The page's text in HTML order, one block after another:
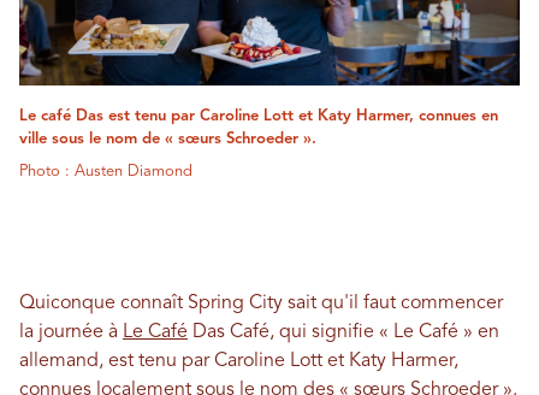
Le café Das est tenu par Caroline Lott et Katy Harmer, connues en
ville sous le nom de « sœurs Schroeder ».
Photo : Austen Diamond
Quiconque connaît Spring City sait qu'il faut commencer
la journée à Le Café Das Café, qui signifie « Le Café » en
allemand, est tenu par Caroline Lott et Katy Harmer,
connues localement sous le nom des « sœurs Schroeder ».